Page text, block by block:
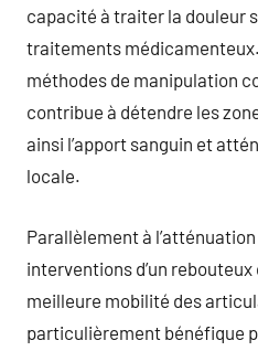
capacité à traiter la douleur
traitements
méthodes de manipulation
contribue à détendre les
ainsi l’apport sanguin et
locale.
Parallèlement à
interventions d’un
meilleure mobilité des
particulièrement bénéfique